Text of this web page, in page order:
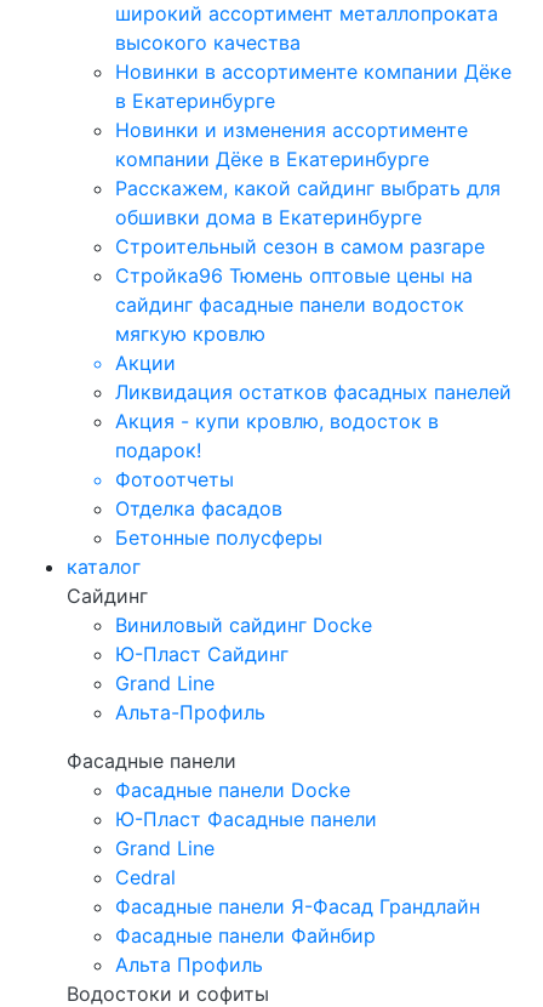
широкий ассортимент металлопроката
высокого качества
Новинки в ассортименте компании Дёке
в Екатеринбурге
Новинки и изменения ассортименте
компании Дёке в Екатеринбурге
Расскажем, какой сайдинг выбрать для
обшивки дома в Екатеринбурге
Строительный сезон в самом разгаре
Стройка96 Тюмень оптовые цены на
сайдинг фасадные панели водосток
мягкую кровлю
Акции
Ликвидация остатков фасадных панелей
Акция - купи кровлю, водосток в
подарок!
Фотоотчеты
Отделка фасадов
Бетонные полусферы
каталог
Сайдинг
Виниловый сайдинг Docke
Ю-Пласт Сайдинг
Grand Line
Альта-Профиль
Фасадные панели
Фасадные панели Docke
Ю-Пласт Фасадные панели
Grand Line
Cedral
Фасадные панели Я-Фасад Грандлайн
Фасадные панели Файнбир
Альта Профиль
Водостоки и софиты